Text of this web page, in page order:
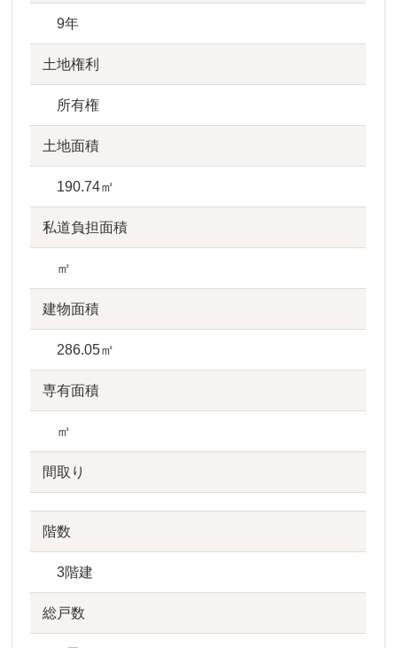
9年
土地権利
所有権
土地面積
190.74㎡
私道負担面積
㎡
建物面積
286.05㎡
専有面積
㎡
間取り
階数
3階建
総戸数